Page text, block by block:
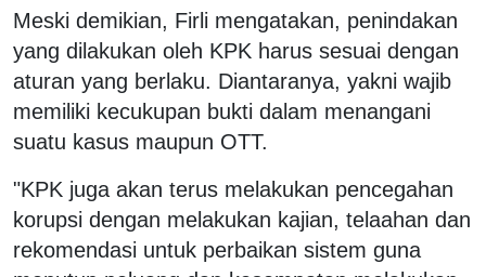
Meski demikian, Firli mengatakan, penindakan
yang dilakukan oleh KPK harus sesuai dengan
aturan yang berlaku. Diantaranya, yakni wajib
memiliki kecukupan bukti dalam menangani
suatu kasus maupun OTT.
"KPK juga akan terus melakukan pencegahan
korupsi dengan melakukan kajian, telaahan dan
rekomendasi untuk perbaikan sistem guna